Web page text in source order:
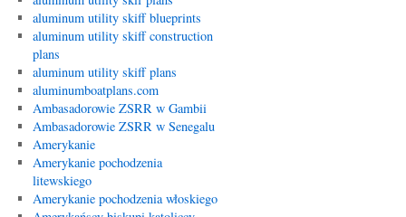
aluminum utility skiff blueprints
aluminum utility skiff construction
plans
aluminum utility skiff plans
aluminumboatplans.com
Ambasadorowie ZSRR w Gambii
Ambasadorowie ZSRR w Senegalu
Amerykanie
Amerykanie pochodzenia
litewskiego
Amerykanie pochodzenia włoskiego